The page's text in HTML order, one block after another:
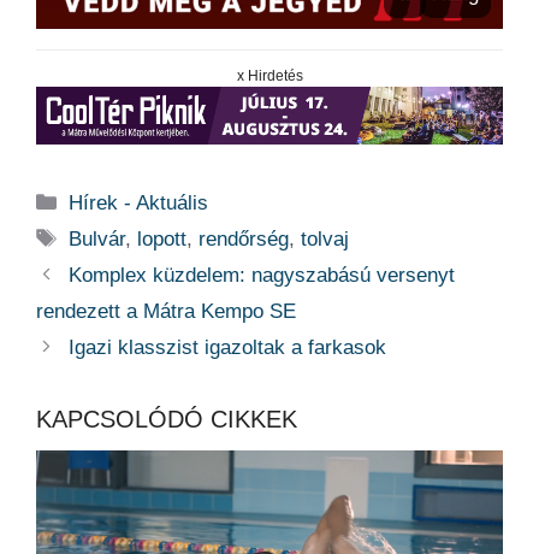
x Hirdetés
Kategória
Hírek - Aktuális
Címkék
Bulvár, lopott, rendőrség,tolvaj
Komplex küzdelem: nagyszabású versenyt
rendezett a Mátra Kempo SE
Igazi klasszist igazoltak a farkasok
KAPCSOLÓDÓ CIKKEK